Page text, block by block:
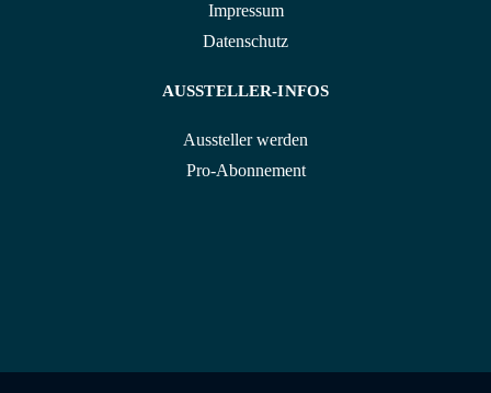
Impressum
Datenschutz
AUSSTELLER-INFOS
Aussteller werden
Pro-Abonnement